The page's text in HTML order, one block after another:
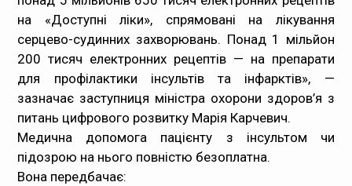
Карта сайта
на «Доступні ліки», спрямовані на лікування
серцево-судинних захворювань. Понад 1 мільйон
200 тисяч електронних рецептів — на препарати
для профілактики інсультів та інфарктів», —
зазначає заступниця міністра охорони здоров’я з
питань цифрового розвитку Марія Карчевич.
Медична допомога пацієнту з інсультом чи
підозрою на нього повністю безоплатна.
Вона передбачає: